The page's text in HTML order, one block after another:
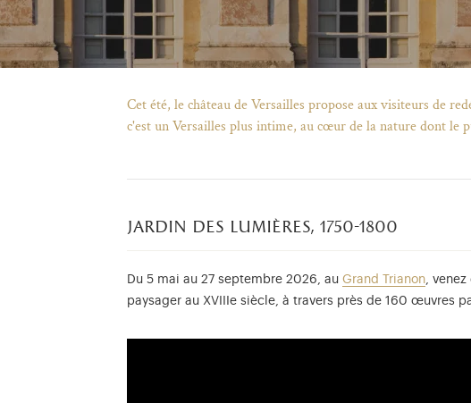
Cet été, le château de Versailles propose aux visiteurs de
c'est un Versailles plus intime, au cœur de la nature dont le
jardin des lumières, 1750-1800
Du 5 mai au 27 septembre 2026, au Grand Trianon, venez
paysager au XVIIIe siècle, à travers près de 160 œuvres